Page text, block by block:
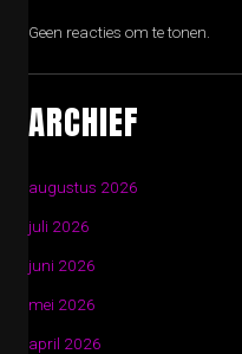
Geen reacties om te tonen.
ARCHIEF
augustus 2026
juli 2026
juni 2026
mei 2026
april 2026